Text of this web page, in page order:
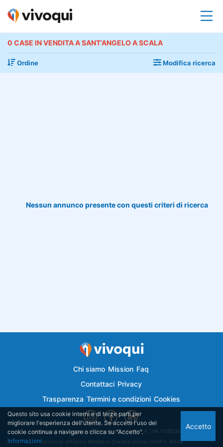
0 CASE IN VENDITA A SANT'ANGELO A SCALA
Ordine Modifica ricerca
Nessun annunco presente con questi criteri di ricerca
Chi siamo Mission Faq
Contattaci Privacy
Trasparenza Termini e condizioni Cookies
Vivoqui.it è di proprietà di Semplicemutuo Srl - P. IVA 11382050018
Iscrizione all'Elenco Mediatori Creditizi presso OAM n. M526
Questo sito usa cookie interni e di terze parti per
migliorare l'esperienza dell'utente. Se accetti l'uso dei
cookie continua a navigare o clicca su "Accetto".
Informazioni
Accetto